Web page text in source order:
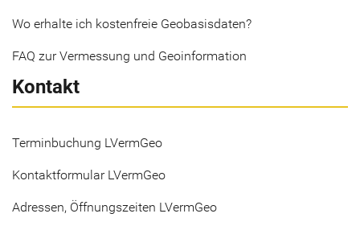
Wo erhalte ich kostenfreie Geobasisdaten?
FAQ zur Vermessung und Geoinformation
Kontakt
Terminbuchung LVermGeo
Kontaktformular LVermGeo
Adressen, Öffnungszeiten LVermGeo